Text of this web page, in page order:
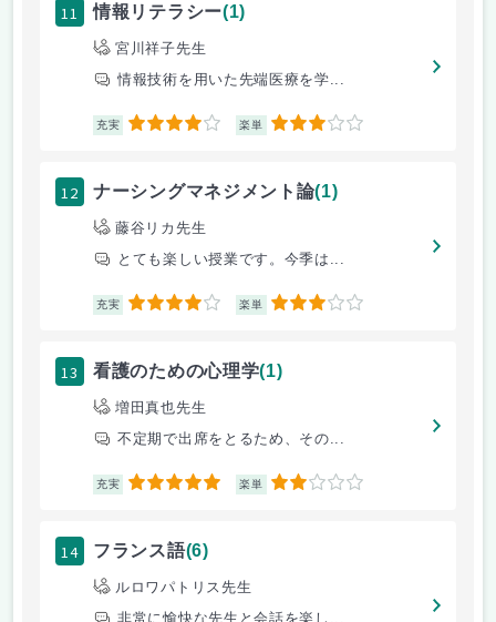
11 情報リテラシー(1)
宮川祥子先生
情報技術を用いた先端医療を学...
充実 4 楽単 3
12 ナーシングマネジメント論(1)
藤谷リカ先生
とても楽しい授業です。今季は...
充実 4 楽単 3
13 看護のための心理学(1)
増田真也先生
不定期で出席をとるため、その...
充実 5 楽単 2
14 フランス語(6)
ルロワパトリス先生
非常に愉快な先生と会話を楽し...